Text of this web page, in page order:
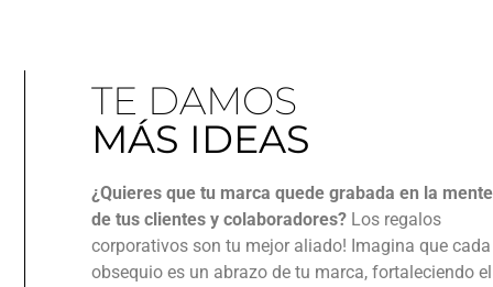
TE DAMOS
MÁS IDEAS
¿Quieres que tu marca quede grabada en la mente
de tus clientes y colaboradores? Los regalos
corporativos son tu mejor aliado! Imagina que cada
obsequio es un abrazo de tu marca, fortaleciendo el